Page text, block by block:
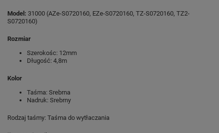
Model: 31000 (AZe-S0720160, EZe-S0720160, TZ-S0720160, TZ2-
S0720160)
Rozmiar
Szerokośc: 12mm
Długość: 4,8m
Kolor
Taśma: Srebrna
Nadruk: Srebrny
Rodzaj taśmy: Taśma do wytłaczania